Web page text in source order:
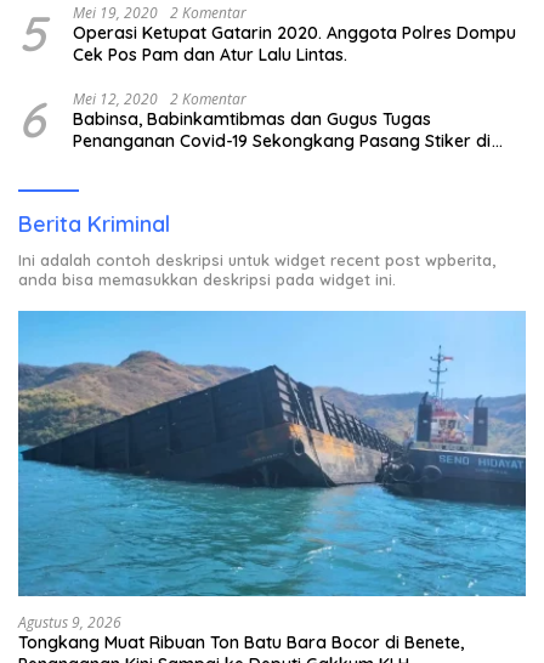
5 Mei 19, 2020 2 Komentar
Operasi Ketupat Gatarin 2020. Anggota Polres Dompu
Cek Pos Pam dan Atur Lalu Lintas.
6 Mei 12, 2020 2 Komentar
Babinsa, Babinkamtibmas dan Gugus Tugas
Penanganan Covid-19 Sekongkang Pasang Stiker di
Berita Kriminal
Ini adalah contoh deskripsi untuk widget recent post wpberita,
anda bisa memasukkan deskripsi pada widget ini.
Agustus 9, 2026
Tongkang Muat Ribuan Ton Batu Bara Bocor di Benete,